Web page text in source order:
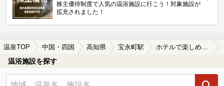
株主優待制度で人気の温浴施設に行こう！対象施設が
拡充されました！
温泉TOP 中国・四国 高知県 宝永町駅 ホテルで楽しめる宝永町駅近くの温泉、日帰り温泉、スーパー銭湯おすすめ
温浴施設を探す